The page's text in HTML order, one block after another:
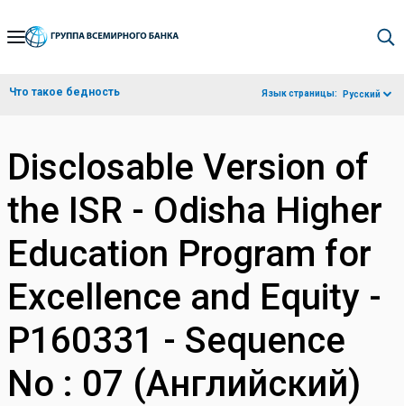
Skip
Navigation
Что такое бедность Язык страницы: Русский
Disclosable Version of
the ISR - Odisha Higher
Education Program for
Excellence and Equity -
P160331 - Sequence
No : 07 (Английский)